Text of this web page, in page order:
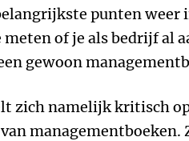
punten weer
meten of je als bedrijf al
gewoon
zich namelijk kritisch
managementboeken.